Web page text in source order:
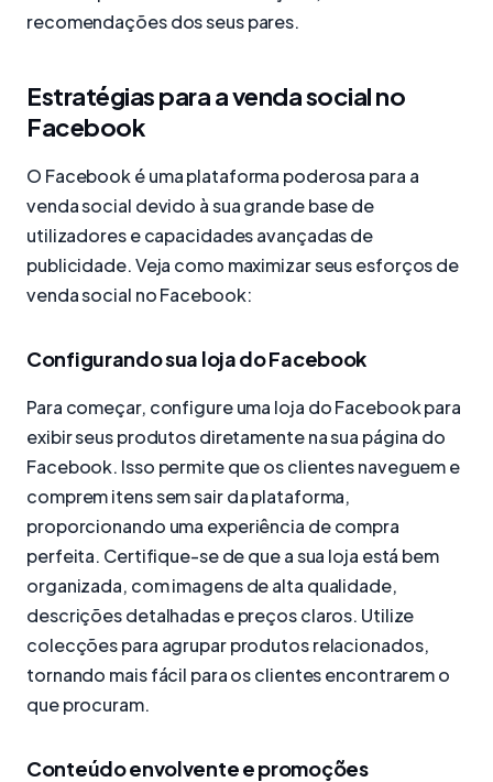
recomendações dos seus pares.
Estratégias para a venda social no
Facebook
O Facebook é uma plataforma poderosa para a
venda social devido à sua grande base de
utilizadores e capacidades avançadas de
publicidade. Veja como maximizar seus esforços de
venda social no Facebook:
Configurando sua loja do Facebook
Para começar, configure uma loja do Facebook para
exibir seus produtos diretamente na sua página do
Facebook. Isso permite que os clientes naveguem e
comprem itens sem sair da plataforma,
proporcionando uma experiência de compra
perfeita. Certifique-se de que a sua loja está bem
organizada, com imagens de alta qualidade,
descrições detalhadas e preços claros. Utilize
colecções para agrupar produtos relacionados,
tornando mais fácil para os clientes encontrarem o
que procuram.
Conteúdo envolvente e promoções